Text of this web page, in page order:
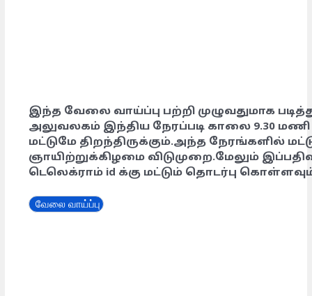
இந்த வேலை வாய்ப்பு பற்றி முழுவதுமாக
அலுவலகம் இந்திய நேரப்படி காலை 9.30
மட்டுமே திறந்திருக்கும்.அந்த நேரங்களில்
ஞாயிற்றுக்கிழமை விடுமுறை.மேலும்
டெலெக்ராம் id க்கு மட்டும் தொடர்பு
வேலை வாய்ப்பு